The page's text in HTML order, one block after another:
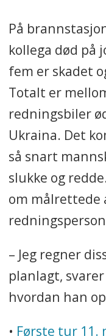
På
kollega død på
fem er skadet
Totalt er
redningsbiler
Ukraina. Det
så snart
slukke og
om målrettede
– Jeg regner
planlagt,
hvordan han
• Første tur 11.